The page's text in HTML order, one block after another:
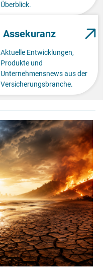
Überblick.
Assekuranz
Aktuelle Entwicklungen,
Produkte und
Unternehmensnews aus der
Versicherungsbranche.